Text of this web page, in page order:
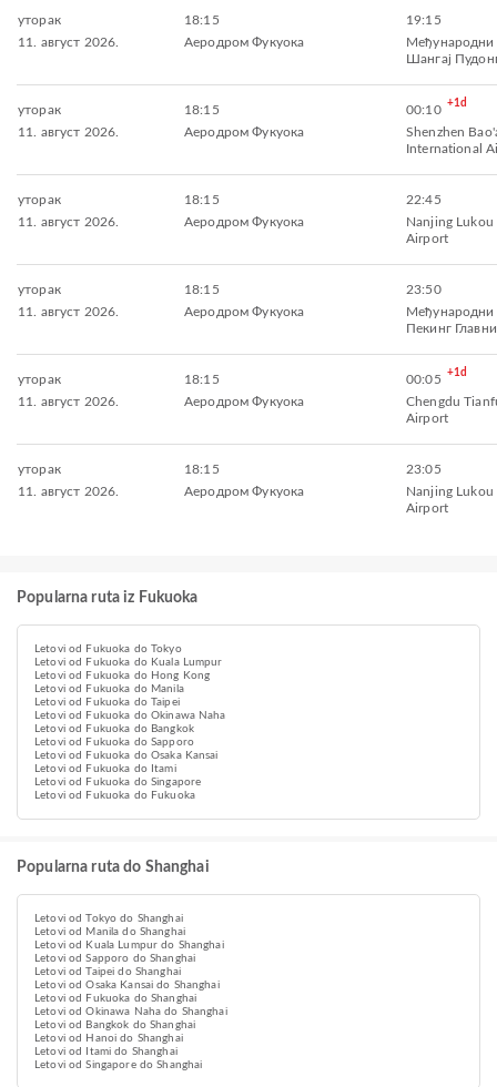
уторак
11. август 2026.
18:15
Аеродром Фукуока
19:15
Међународни
Шангај
уторак
11. август 2026.
18:15
Аеродром Фукуока
00:10 +1d
Shenzhen
International
уторак
11. август 2026.
18:15
Аеродром Фукуока
22:45
Nanjing
Airport
уторак
11. август 2026.
18:15
Аеродром Фукуока
23:50
Међународни
Пекинг Главни
уторак
11. август 2026.
18:15
Аеродром Фукуока
00:05 +1d
Chengdu
Airport
уторак
11. август 2026.
18:15
Аеродром Фукуока
23:05
Nanjing
Airport
Popularna ruta iz Fukuoka
Letovi od Fukuoka do Tokyo
Letovi od Fukuoka do Kuala Lumpur
Letovi od Fukuoka do Hong Kong
Letovi od Fukuoka do Manila
Letovi od Fukuoka do Taipei
Letovi od Fukuoka do Okinawa Naha
Letovi od Fukuoka do Bangkok
Letovi od Fukuoka do Sapporo
Letovi od Fukuoka do Osaka Kansai
Letovi od Fukuoka do Itami
Letovi od Fukuoka do Singapore
Letovi od Fukuoka do Fukuoka
Popularna ruta do Shanghai
Letovi od Tokyo do Shanghai
Letovi od Manila do Shanghai
Letovi od Kuala Lumpur do Shanghai
Letovi od Sapporo do Shanghai
Letovi od Taipei do Shanghai
Letovi od Osaka Kansai do Shanghai
Letovi od Fukuoka do Shanghai
Letovi od Okinawa Naha do Shanghai
Letovi od Bangkok do Shanghai
Letovi od Hanoi do Shanghai
Letovi od Itami do Shanghai
Letovi od Singapore do Shanghai